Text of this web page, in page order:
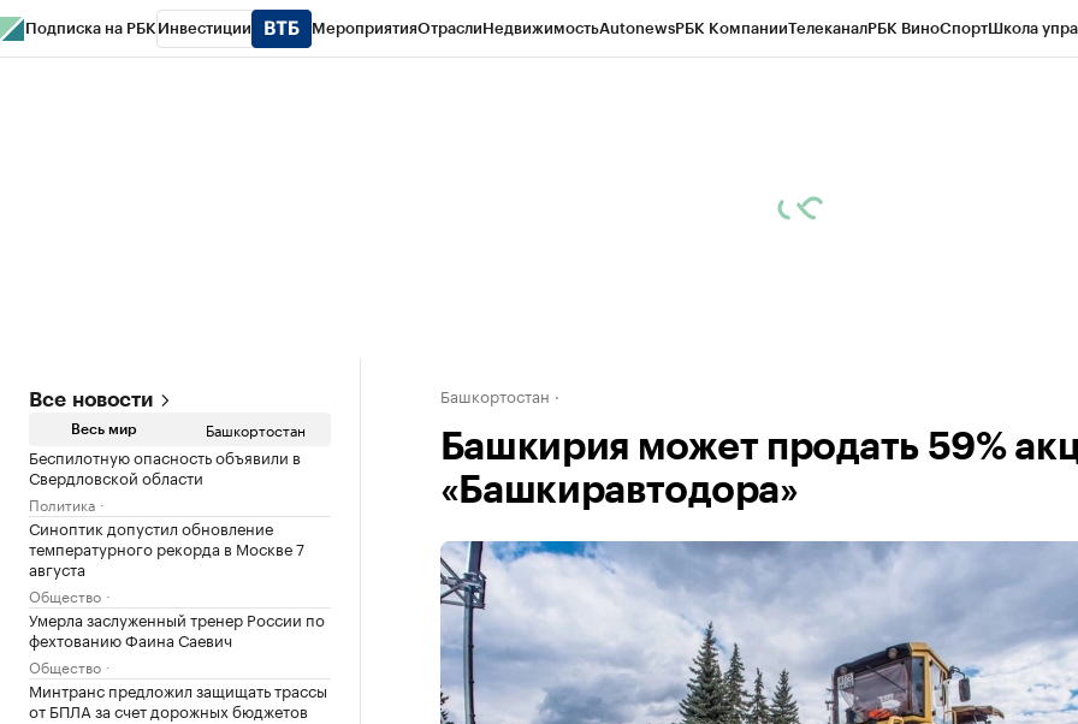
Подписка на РБК Инвестиции МероприятияОтраслиНедвижимостьAutonewsРБК КомпанииТелеканалРБК ВиноСпортШкола
Все новости
Весь мир Башкортостан
Беспилотную опасность объявили в
Свердловской области
Политика
Синоптик допустил обновление
температурного рекорда в Москве 7
августа
Общество
Умерла заслуженный тренер России по
фехтованию Фаина Саевич
Общество
Минтранс предложил защищать трассы
от БПЛА за счет дорожных бюджетов
Башкортостан
Башкирия может продать 59%
«Башкиравтодора»